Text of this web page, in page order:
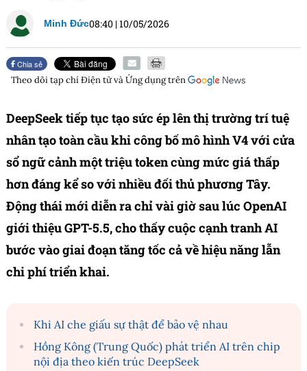
Minh Đức08:40 |10/05/2026
Chia sẻ
Theo dõi tạp chíĐiện tử và Ứng dụngtrên
DeepSeek tiếp tục tạo sức ép lên thị trường trí tuệ
nhân tạo toàn cầu khi công bố mô hình V4 với cửa
sổ ngữ cảnh một triệu token cùng mức giá thấp
hơn đáng kể so với nhiều đối thủ phương Tây.
Động thái mới diễn ra chỉ vài giờ sau lúc OpenAI
giới thiệu GPT-5.5, cho thấy cuộc cạnh tranh AI
bước vào giai đoạn tăng tốc cả về hiệu năng lẫn
chi phí triển khai.
Khi AI che giấu sự thật để bảo vệ nhau
Hồng Kông (Trung Quốc) phát triển AI trên chip
nội địa theo kiến trúc DeepSeek